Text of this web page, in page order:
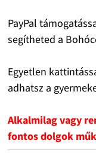
PayPal
segítheted a
Egyetlen
adhatsz a
Alkalmilag vagy
fontos dolgok